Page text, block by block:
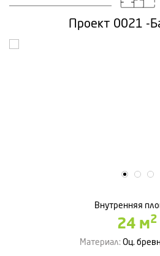
Проект 0021 -
Внутренняя
24 м2
Материал: Оц.